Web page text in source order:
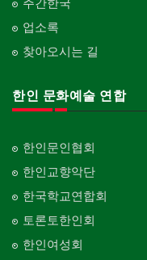
업소록
찾아오시는 길
한인 문화예술 연합
한인문인협회
한인교향악단
한국학교연합회
토론토한인회
한인여성회